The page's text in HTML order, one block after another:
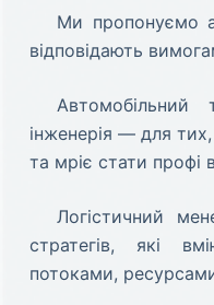
Ми пропонуємо
відповідають
Автомобільний
інженерія — для
та мріє стати профі
Логістичний
стратегів, які
потоками,